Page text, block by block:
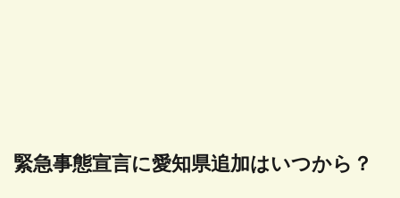
緊急事態宣言に愛知県追加はいつから？